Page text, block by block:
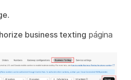
.
business texting página